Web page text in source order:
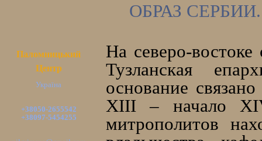
Паломницький
Центр
Україна
+38050-2655542
+38097-5454255
ОБРАЗ
На северо-
Тузланская
основание
XIII – начало
митрополитов